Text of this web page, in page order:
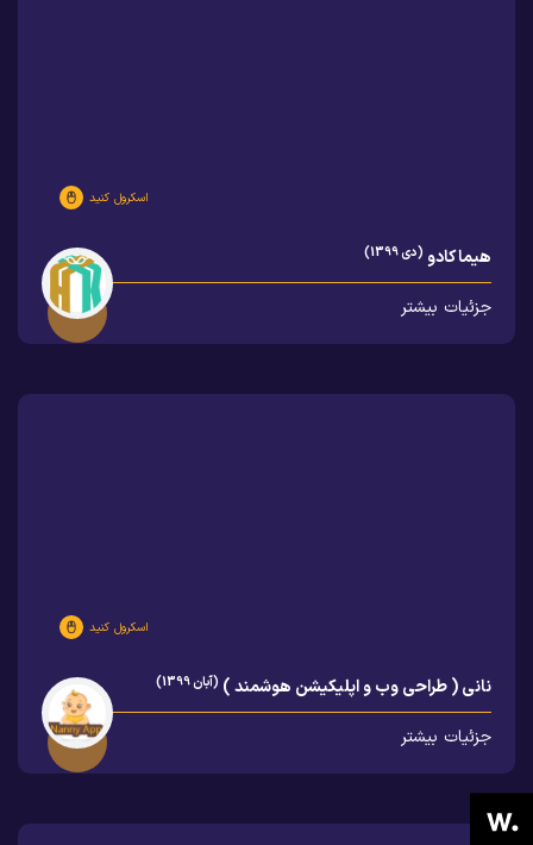
اسکرول کنید
هیما کادو (دی 1399)
جزئیات بیشتر
اسکرول کنید
نانی ( طراحی وب و اپلیکیشن هوشمند ) (آبان 1399)
جزئیات بیشتر